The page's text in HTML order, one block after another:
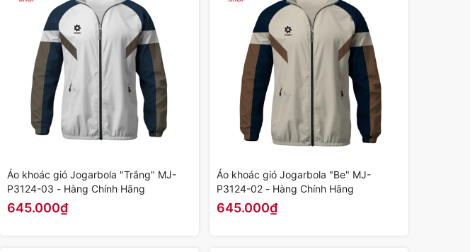
Áo khoác gió Jogarbola "Trắng" MJ-
P3124-03 - Hàng Chính Hãng
645.000₫
Áo khoác gió Jogarbola "Be" MJ-
P3124-02 - Hàng Chính Hãng
645.000₫